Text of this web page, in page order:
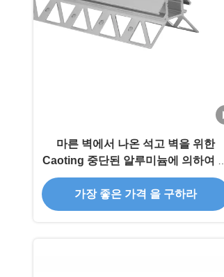
마른 벽에서 나온 석고 벽을 위한
Caoting 중단된 알루미늄에 의하여 지
도되는 채널을 살포하십시오
가장 좋은 가격 을 구하라